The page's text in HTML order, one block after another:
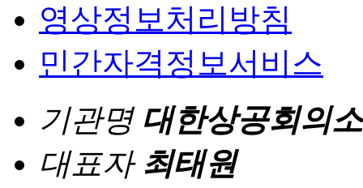
영상정보처리방침
민간자격정보서비스
기관명 대한상공회의소
대표자 최태원